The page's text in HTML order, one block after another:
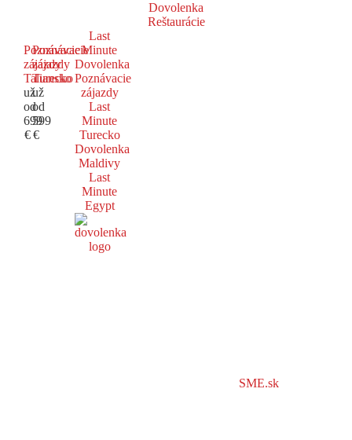
Dovolenka
Reštaurácie
Poznávacie
zájazdy
Taliansko
už
od
699
€
Poznávacie
zájazdy
Turecko
už
od
599
€
Last
Minute
Dovolenka
Poznávacie
zájazdy
Last
Minute
Turecko
Dovolenka
Maldivy
Last
Minute
Egypt
SME.sk